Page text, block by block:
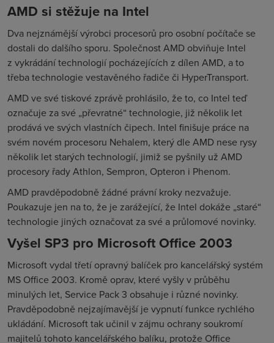
AMD si stěžuje na Intel
Dva nejznámější výrobci procesorů pro osobní počítače se
dostali do dalšího sporu. Společnost AMD obviňuje Intel
z vykrádání technologií pocházejících z dílen AMD, a to
třeba technologie vestavěného řadiče či HyperTransport.
AMD ve své tiskové zprávě prohlásilo, že to, co Intel teď
označuje za své „převratné“ technologie, již několik let
prodává ve svých vlastních čipech. Intel finišuje práce na
svém novém procesoru Nehalem, který dle AMD nese rysy
několik let starých technologií, jimiž se pyšnily už AMD
procesory řady Athlon, Sempron, Opteron i Phenom.
AMD pravděpodobně žádné právní kroky nezvažuje.
Poukazuje jen na to, že je zarážející, že Intel dokáže „staré“
technologie jiných označovat za své a průlomové novinky.
Vyšel SP3 pro Microsoft Office 2003
Microsoft vydal třetí opravný balíček pro kancelářský systém
MS Office 2003. Kromě oprav, které vyšly v průběhu
minulých let, Service Pack 3 obsahuje i různé novinky.
Pravděpodobně nejzajímavější je vypnutí funkce rychlého
ukládání. Microsoft tak učinil v zájmu ochrany soukromí
majitelů tohoto kancelářského balíku, protože Office